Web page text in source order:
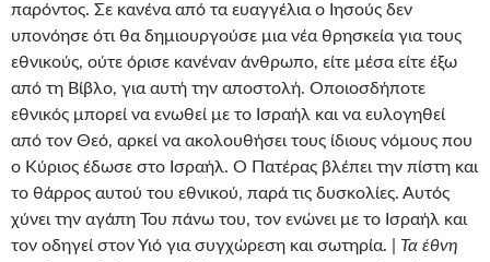
παρόντος. Σε κανένα από τα ευαγγέλια ο Ιησούς δεν
υπονόησε ότι θα δημιουργούσε μια νέα θρησκεία για τους
εθνικούς, ούτε όρισε κανέναν άνθρωπο, είτε μέσα είτε έξω
από τη Βίβλο, για αυτή την αποστολή. Οποιοσδήποτε
εθνικός μπορεί να ενωθεί με το Ισραήλ και να ευλογηθεί
από τον Θεό, αρκεί να ακολουθήσει τους ίδιους νόμους που
ο Κύριος έδωσε στο Ισραήλ. Ο Πατέρας βλέπει την πίστη και
το θάρρος αυτού του εθνικού, παρά τις δυσκολίες. Αυτός
χύνει την αγάπη Του πάνω του, τον ενώνει με το Ισραήλ και
τον οδηγεί στον Υιό για συγχώρεση και σωτηρία. | Τα έθνη